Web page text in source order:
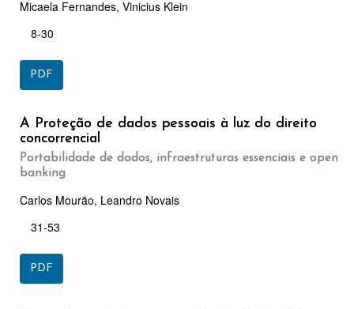
Micaela Fernandes, Vinicius Klein
8-30
PDF
A Proteção de dados pessoais à luz do direito
concorrencial
Portabilidade de dados, infraestruturas essenciais e open
banking
Carlos Mourão, Leandro Novais
31-53
PDF